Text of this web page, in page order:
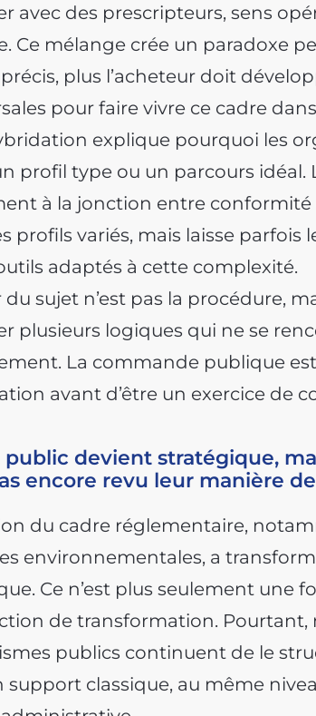
avec des prescripteurs, sens
Ce mélange crée un paradoxe
plus l’acheteur doit
pour faire vivre ce cadre
explique pourquoi les
profil type ou un parcours idéal.
à la jonction entre
profils variés, mais laisse parfois
adaptés à cette complexité.
sujet n’est pas la procédure,
plusieurs logiques qui ne se
La commande publique
avant d’être un exercice de
public devient stratégique,
encore revu leur manière
du cadre réglementaire,
environnementales, a
Ce n’est plus seulement une
de transformation. Pourtant,
publics continuent de le
classique, au même